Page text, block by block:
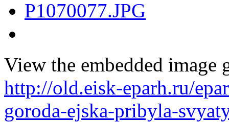
View the embedded image
http://old.eisk-eparh.ru/
goroda-ejska-pribyla-